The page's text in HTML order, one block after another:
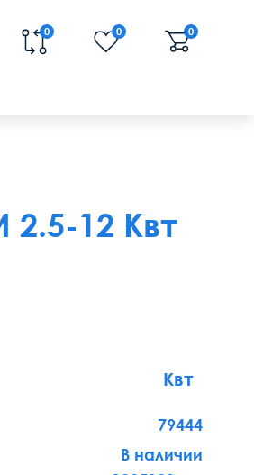
0 0 0
12 Квт
Квт
79444
В наличии